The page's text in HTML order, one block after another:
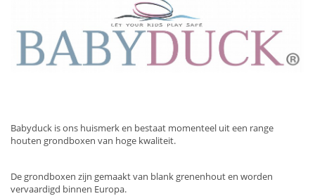
Babyduck is ons huismerk en bestaat momenteel uit een range
houten grondboxen van hoge kwaliteit.
De grondboxen zijn gemaakt van blank grenenhout en worden
vervaardigd binnen Europa.